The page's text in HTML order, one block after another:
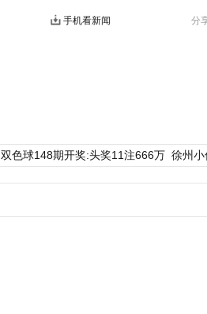
分
手机看新闻
双色球148期开奖:头奖11注666万 徐州